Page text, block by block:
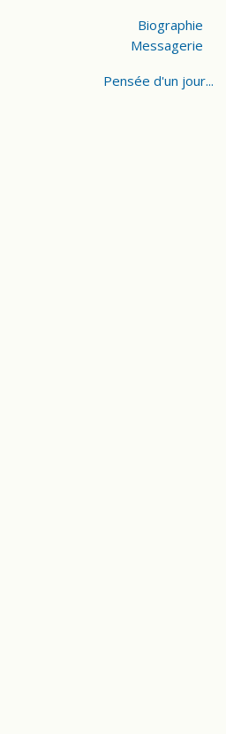
Biographie
Messagerie
Pensée d'un jour...